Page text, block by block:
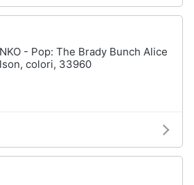
- Pop: The Brady Bunch Alice
colori, 33960